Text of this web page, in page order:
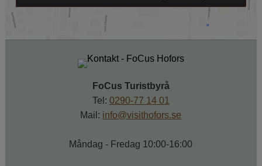
FoCus Turistbyrå
Tel: 0290-77 14 01
Mail: info@visithofors.se
Måndag - Fredag 10:00-16:00